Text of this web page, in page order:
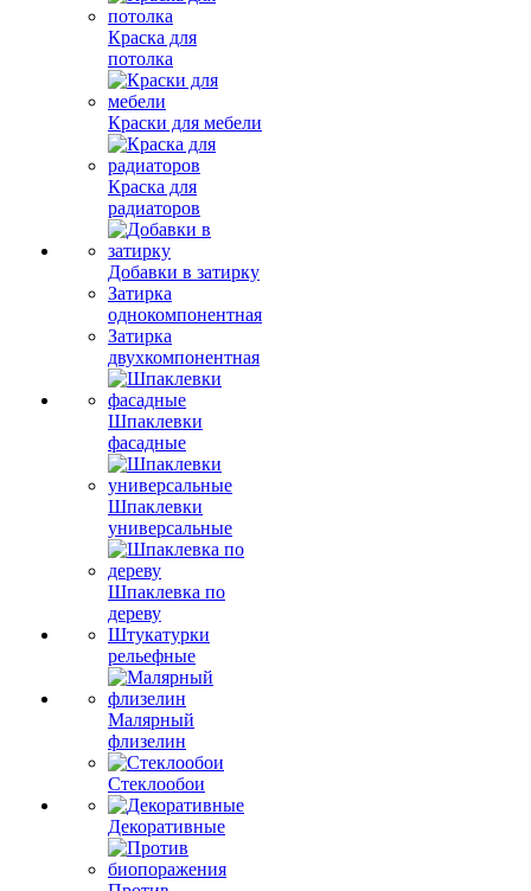
Краска для
потолка
Краски для мебели
Краска для
радиаторов
Добавки в затирку
Затирка
однокомпонентная
Затирка
двухкомпонентная
Шпаклевки
фасадные
Шпаклевки
универсальные
Шпаклевка по
дереву
Штукатурки
рельефные
Малярный
флизелин
Стеклообои
Декоративные